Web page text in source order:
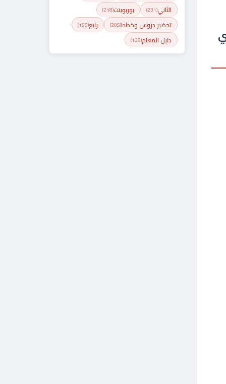
الثاني(231) بوربوينت(218)
تحضير دروس وخطط(205) رابع(155)
دليل المعلم(128)